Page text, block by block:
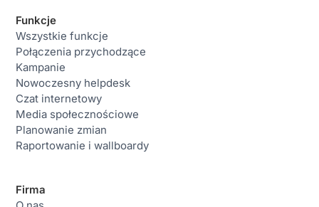
Funkcje
Wszystkie funkcje
Połączenia przychodzące
Kampanie
Nowoczesny helpdesk
Czat internetowy
Media społecznościowe
Planowanie zmian
Raportowanie i wallboardy
Firma